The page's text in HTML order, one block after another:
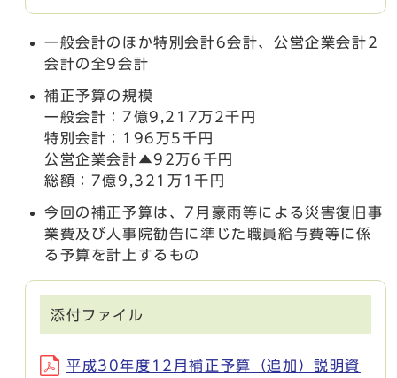
一般会計のほか特別会計6会計、公営企業会計2
会計の全9会計
補正予算の規模
一般会計：7億9,217万2千円
特別会計：196万5千円
公営企業会計▲92万6千円
総額：7億9,321万1千円
今回の補正予算は、7月豪雨等による災害復旧事
業費及び人事院勧告に準じた職員給与費等に係
る予算を計上するもの
添付ファイル
平成30年度12月補正予算（追加）説明資